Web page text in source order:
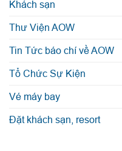
Khách sạn
Thư Viện AOW
Tin Tức báo chí về AOW
Tổ Chức Sự Kiện
Vé máy bay
Đặt khách sạn, resort